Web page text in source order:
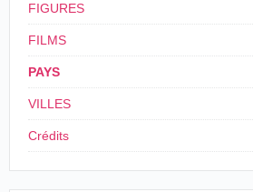
FIGURES
FILMS
PAYS
VILLES
Crédits